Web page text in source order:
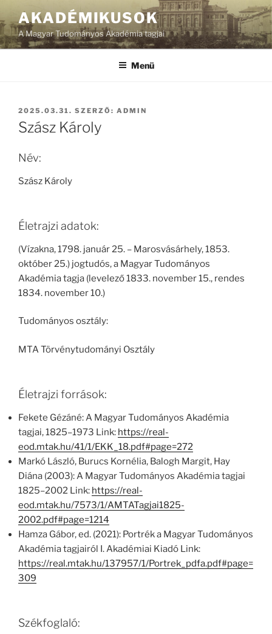
AKADÉMIKUSOK
A Magyar Tudományos Akadémia tagjai
Menü
BEKÜLDVE:
2025.03.31. SZERZŐ: ADMIN
Szász Károly
Név:
Szász Károly
Életrajzi adatok:
(Vízakna, 1798. január 25. – Marosvásárhely, 1853.
október 25.) jogtudós, a Magyar Tudományos
Akadémia tagja (levelező 1833. november 15., rendes
1834. november 10.)
Tudományos osztály:
MTA Törvénytudományi Osztály
Életrajzi források:
Fekete Gézáné: A Magyar Tudományos Akadémia
tagjai, 1825–1973 Link: https://real-
eod.mtak.hu/41/1/EKK_18.pdf#page=272
Markó László, Burucs Kornélia, Balogh Margit, Hay
Diána (2003): A Magyar Tudományos Akadémia tagjai
1825–2002 Link: https://real-
eod.mtak.hu/7573/1/AMTATagjai1825-
2002.pdf#page=1214
Hamza Gábor, ed. (2021): Portrék a Magyar Tudományos
Akadémia tagjairól I. Akadémiai Kiadó Link:
https://real.mtak.hu/137957/1/Portrek_pdfa.pdf#page=
309
Székfoglaló: